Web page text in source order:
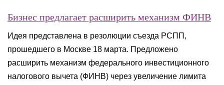
Бизнес предлагает расширить механизм ФИНВ
Идея представлена в резолюции съезда РСПП,
прошедшего в Москве 18 марта. Предложено
расширить механизм федерального инвестиционного
налогового вычета (ФИНВ) через увеличение лимита